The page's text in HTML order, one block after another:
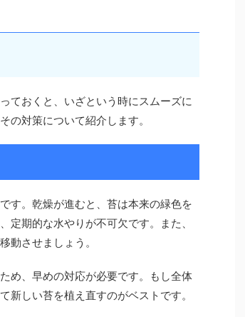
ておくと、いざという時にスムーズに
の対策について紹介します。
す。乾燥が進むと、苔は本来の緑色を
定期的な水やりが不可欠です。また、
動させましょう。
め、早めの対応が必要です。もし全体
新しい苔を植え直すのがベストです。